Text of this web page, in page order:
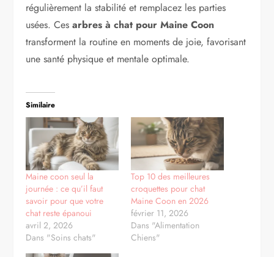
régulièrement la stabilité et remplacez les parties
usées. Cesarbres à chat pour Maine Coon
transforment la routine en moments de joie, favorisant
une santé physique et mentale optimale.
Similaire
Maine coon seul la
journée : ce qu’il faut
savoir pour que votre
chat reste épanoui
avril 2, 2026
Dans "Soins chats"
Top 10 des meilleures
croquettes pour chat
Maine Coon en 2026
février 11, 2026
Dans "Alimentation
Chiens"